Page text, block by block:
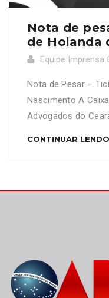
Nota de
de Holanda
Equipe Imprensa
Nota de Pesar –
Nascimento A
Advogados do
CONTINUAR LENDO